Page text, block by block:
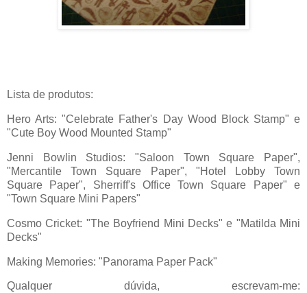
Lista de produtos:
Hero Arts: "Celebrate Father's Day Wood Block Stamp" e
"Cute Boy Wood Mounted Stamp"
Jenni Bowlin Studios: "Saloon Town Square Paper",
"Mercantile Town Square Paper", "Hotel Lobby Town
Square Paper", Sherriff's Office Town Square Paper" e
"Town Square Mini Papers"
Cosmo Cricket: "The Boyfriend Mini Decks" e "Matilda Mini
Decks"
Making Memories: "Panorama Paper Pack"
Qualquer dúvida, escrevam-me: